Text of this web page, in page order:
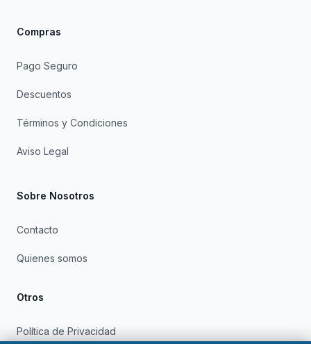
Compras
Pago Seguro
Descuentos
Términos y Condiciones
Aviso Legal
Sobre Nosotros
Contacto
Quienes somos
Otros
Política de Privacidad